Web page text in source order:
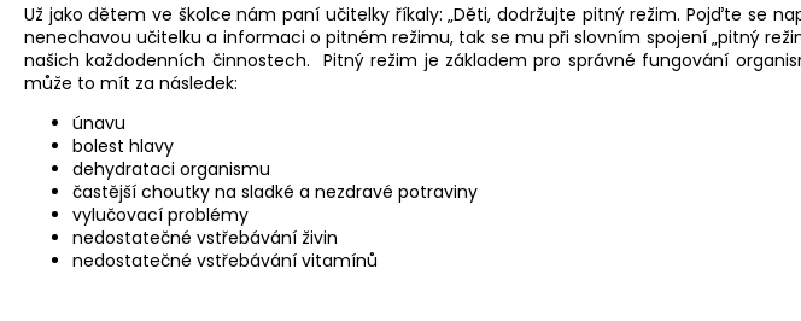
Už jako dětem ve školce nám paní učitelky říkaly: „Děti, dodržujte pitný režim. Pojďte se
nenechavou učitelku a informaci o pitném režimu, tak se mu při slovním spojení „pitný
našich každodenních činnostech. Pitný režim je základem pro správné fungování
může to mít za následek:
únavu
bolest hlavy
dehydrataci organismu
častější choutky na sladké a nezdravé potraviny
vylučovací problémy
nedostatečné vstřebávání živin
nedostatečné vstřebávání vitamínů